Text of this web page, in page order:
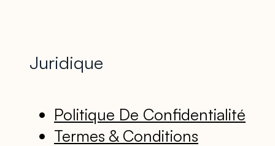
Juridique
Politique De Confidentialité
Termes & Conditions